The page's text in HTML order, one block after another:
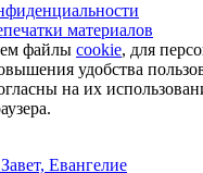
материалов
файлы cookie, для
удобства
на их
Евангелие